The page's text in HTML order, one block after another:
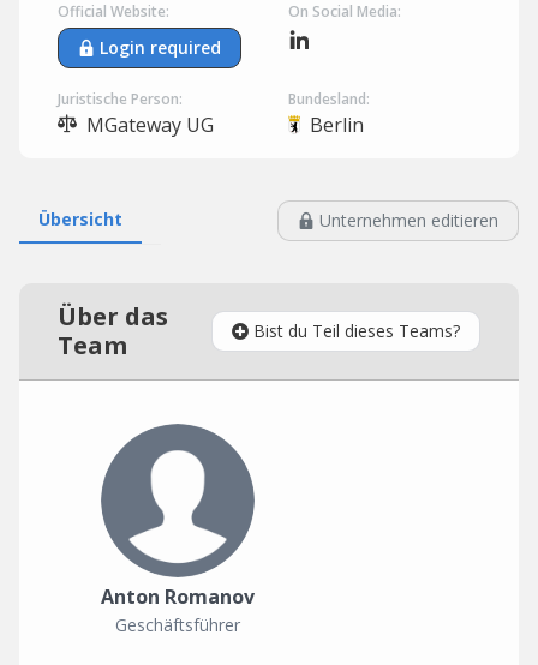
Official Website:
Login required
On Social Media:
Juristische Person:
MGateway UG
Bundesland:
Berlin
Übersicht Unternehmen editieren
Über das
Team
Bist du Teil dieses Teams?
Anton Romanov
Geschäftsführer